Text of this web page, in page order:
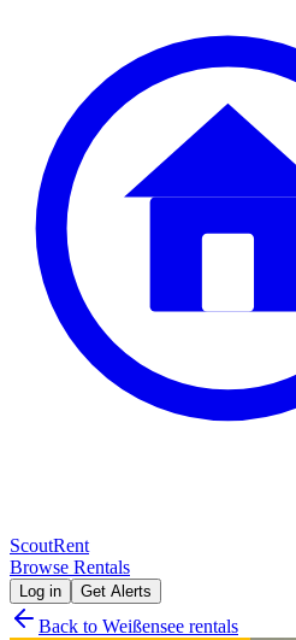
ScoutRent
Browse Rentals
Log in Get Alerts
Back to Weißensee rentals